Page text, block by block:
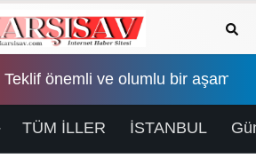
eksiklikler giderilmeli
Teklif önemli ve olumlu bir aşama,
TÜM İLLER İSTANBUL